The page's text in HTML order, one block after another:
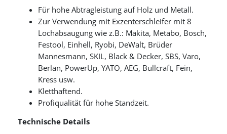
Für hohe Abtragleistung auf Holz und Metall.
Zur Verwendung mit Exzenterschleifer mit 8
Lochabsaugung wie z.B.: Makita, Metabo, Bosch,
Festool, Einhell, Ryobi, DeWalt, Brüder
Mannesmann, SKIL, Black & Decker, SBS, Varo,
Berlan, PowerUp, YATO, AEG, Bullcraft, Fein,
Kress usw.
Kletthaftend.
Profiqualität für hohe Standzeit.
Technische Details